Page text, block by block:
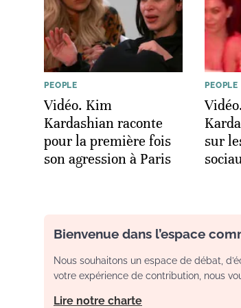
PEOPLE
Vidéo. Kim
Kardashian raconte
pour la première fois
son agression à Paris
PEOPLE
sur
Bienvenue dans l’espace
Nous souhaitons un espace de débat,
votre expérience de contribution, nous
Lire notre charte